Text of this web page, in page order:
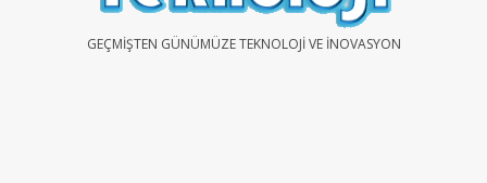
FREEGEÇMIŞTEN GÜNÜMÜZE TEKNOLOJI VE İNOVASYON